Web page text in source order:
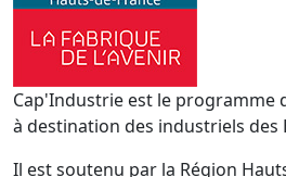
Cap'Industrie est le programme
à destination des industriels des
Il est soutenu par la Région